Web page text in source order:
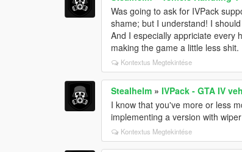
Was going to ask for IVPack
shame; but I understand! I
And I especially appriciate every
making the game a little less shit.
Kontextus Megtekintése
Stealhelm »IVPack - GTA IV
I know that you've more or less
implementing a version with
Kontextus Megtekintése